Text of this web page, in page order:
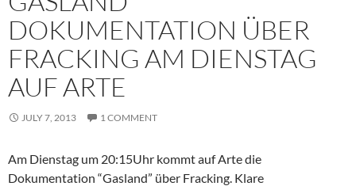
DOKUMENTATION ÜBER
FRACKING AM DIENSTAG
AUF ARTE
JULY 7, 2013 1 COMMENT
Am Dienstag um 20:15Uhr kommt auf Arte die
Dokumentation “Gasland” über Fracking. Klare